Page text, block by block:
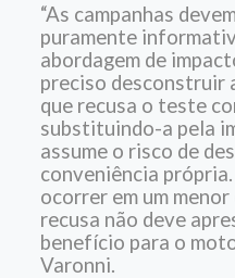
“As campanhas
puramente
abordagem de
preciso desconstruir
que recusa o teste
substituindo-a pela
assume o risco de
conveniência
ocorrer em um
recusa não deve
benefício para o
Varonni.